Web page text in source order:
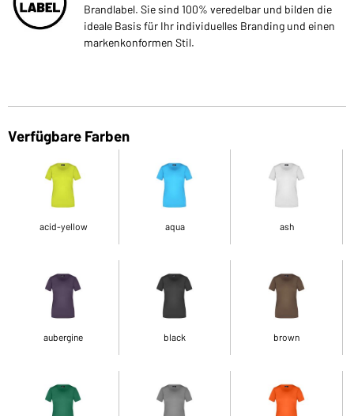
Brandlabel. Sie sind 100% veredelbar und bilden die
ideale Basis für Ihr individuelles Branding und einen
markenkonformen Stil.
Verfügbare Farben
acid-yellow aqua ash
aubergine black brown